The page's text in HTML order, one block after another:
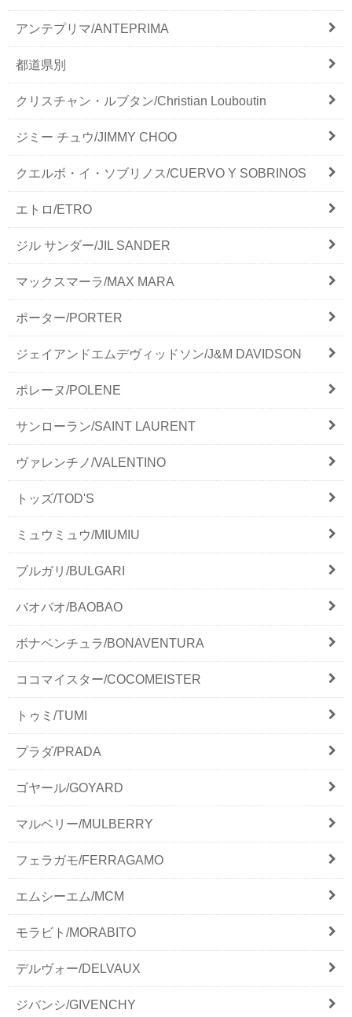
アンテプリマ/ANTEPRIMA
都道県別
クリスチャン・ルブタン/Christian Louboutin
ジミー チュウ/JIMMY CHOO
クエルボ・イ・ソブリノス/CUERVO Y SOBRINOS
エトロ/ETRO
ジル サンダー/JIL SANDER
マックスマーラ/MAX MARA
ポーター/PORTER
ジェイアンドエムデヴィッドソン/J&M DAVIDSON
ポレーヌ/POLENE
サンローラン/SAINT LAURENT
ヴァレンチノ/VALENTINO
トッズ/TOD'S
ミュウミュウ/MIUMIU
ブルガリ/BULGARI
バオバオ/BAOBAO
ボナベンチュラ/BONAVENTURA
ココマイスター/COCOMEISTER
トゥミ/TUMI
プラダ/PRADA
ゴヤール/GOYARD
マルベリー/MULBERRY
フェラガモ/FERRAGAMO
エムシーエム/MCM
モラビト/MORABITO
デルヴォー/DELVAUX
ジバンシ/GIVENCHY